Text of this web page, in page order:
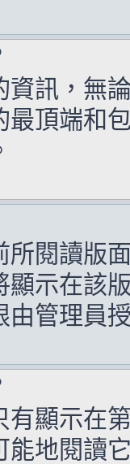
資訊，無
最頂端和
所閱讀版
顯示在該
由管理員
有顯示在
能地閱讀